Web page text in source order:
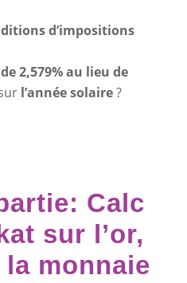
d’impositions
2,579% au lieu de
l’année solaire?
Calc
sur l’or,
la monnaie